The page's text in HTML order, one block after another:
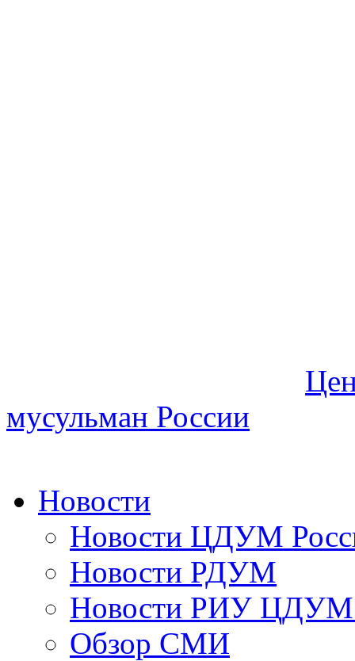
мусульман России
Новости
Новости ЦДУМ
Новости РДУМ
Новости РИУ ЦДУМ
Обзор СМИ